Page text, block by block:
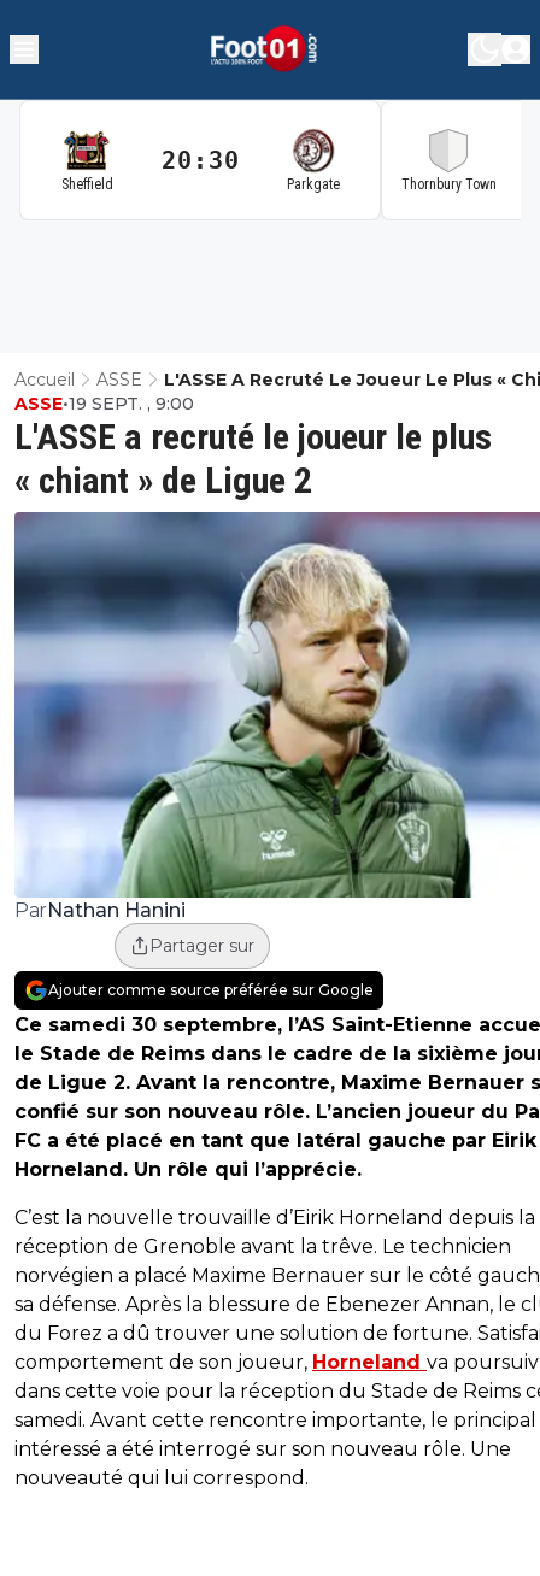
Sheffield
20:30
Parkgate Thornbury Town
Accueil ASSE
L'ASSE A Recruté Le Joueur Le Plus «
De Ligue 2
L'ASSE a recruté le joueur le plus
« chiant » de Ligue 2
ASSE•19 SEPT. , 9:00
ParNathan Hanini
Partager sur
Ajouter comme source préférée sur Google
Ce samedi 30 septembre, l’AS Saint-Etienne
le Stade de Reims dans le cadre de la sixième
de Ligue 2. Avant la rencontre, Maxime Bernauer
confié sur son nouveau rôle. L’ancien joueur du
FC a été placé en tant que latéral gauche par Eirik
Horneland. Un rôle qui l’apprécie.
C’est la nouvelle trouvaille d’Eirik Horneland depuis la
réception de Grenoble avant la trêve. Le technicien
norvégien a placé Maxime Bernauer sur le côté
sa défense. Après la blessure de Ebenezer Annan, le
du Forez a dû trouver une solution de fortune.
comportement de son joueur, Horneland va
dans cette voie pour la réception du Stade de Reims
samedi. Avant cette rencontre importante, le principal
intéressé a été interrogé sur son nouveau rôle. Une
nouveauté qui lui correspond.